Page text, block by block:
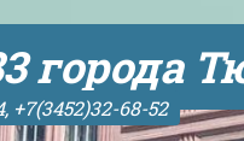
города
+7(3452)32-68-52